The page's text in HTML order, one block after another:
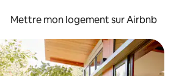
Mettre mon logement sur Airbnb